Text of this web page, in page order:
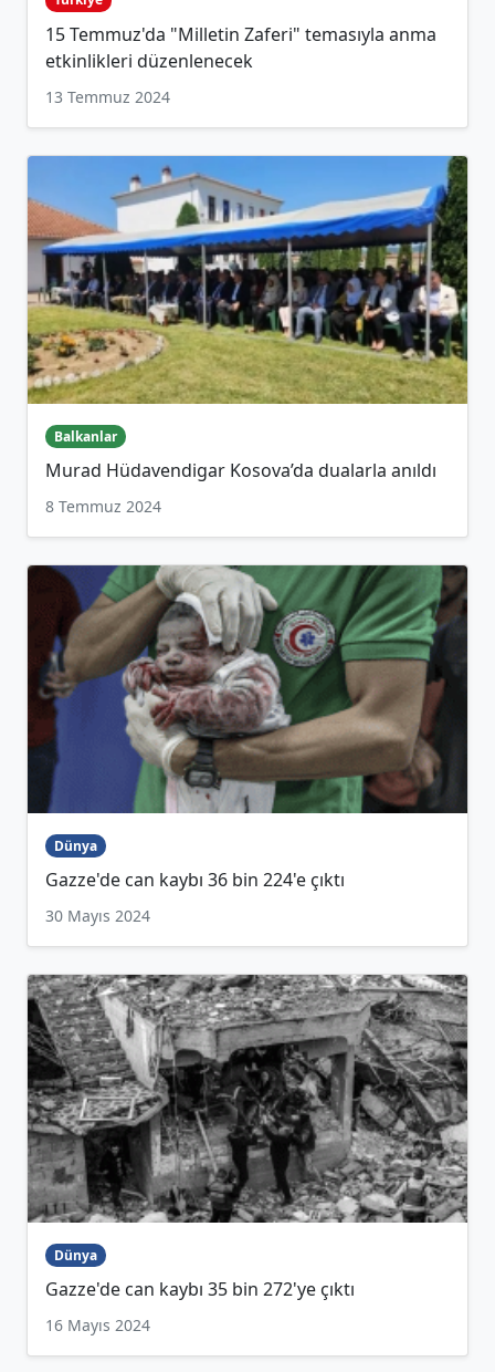
15 Temmuz'da "Milletin Zaferi" temasıyla anma
etkinlikleri düzenlenecek
13 Temmuz 2024
Balkanlar
Murad Hüdavendigar Kosova’da dualarla anıldı
8 Temmuz 2024
Dünya
Gazze'de can kaybı 36 bin 224'e çıktı
30 Mayıs 2024
Dünya
Gazze'de can kaybı 35 bin 272'ye çıktı
16 Mayıs 2024